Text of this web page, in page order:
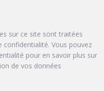
sur ce site sont traitées
Vous pouvez
pour en savoir plus sur
de vos données